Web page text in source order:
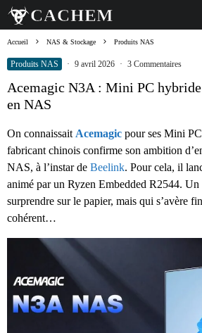
Accueil NAS & Stockage Produits NAS
Produits NAS · 9 avril 2026 · 3 Commentaires
Acemagic N3A : Mini PC
en NAS
On connaissait Acemagic pour ses Mini
fabricant chinois confirme son ambition
NAS, à l’instar de Beelink. Pour cela, il
animé par un Ryzen Embedded R2544.
surprendre sur le papier, mais qui s’avère
cohérent…